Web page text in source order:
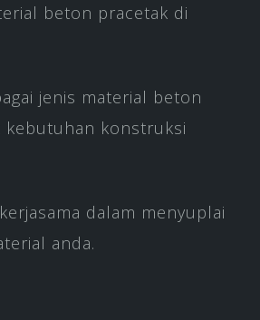
beton pracetak di
jenis material beton
konstruksi
dalam menyuplai
anda.